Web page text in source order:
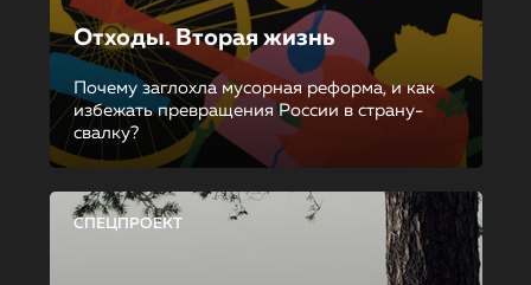
Отходы. Вторая жизнь
Почему заглохла мусорная реформа, и как
избежать превращения России в страну-
свалку?
СПЕЦПРОЕКТ